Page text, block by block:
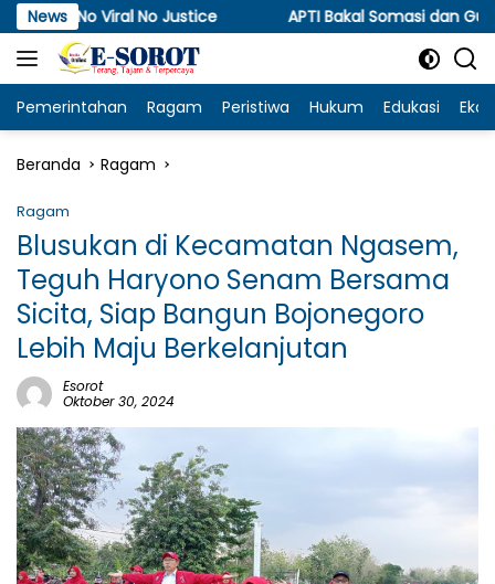
Langsung
ke
konten
News
No Justice APTI Bakal Somasi dan Gugat KPPU,
Pemerintahan Ragam Peristiwa Hukum Edukasi
Beranda Ragam
Ragam
Blusukan di Kecamatan Ngasem,
Teguh Haryono Senam Bersama
Sicita, Siap Bangun Bojonegoro
Lebih Maju Berkelanjutan
Esorot
Oktober 30, 2024